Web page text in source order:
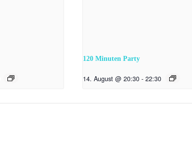
120 Minuten Party
14. August @ 20:30 - 22:30